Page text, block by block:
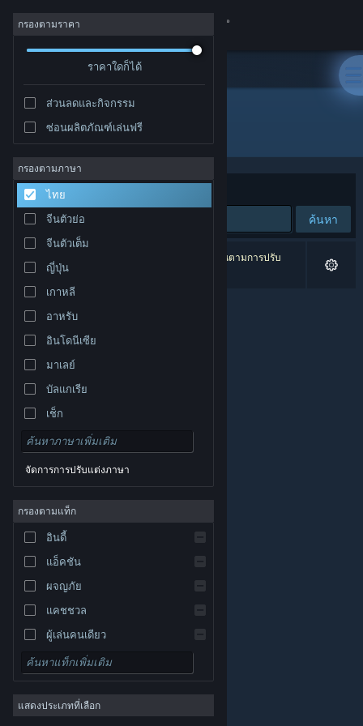
เข้าสู่ระบบ
ชุมชน
เกี่ยวกับ
ฝ่ายสนับสนุน
เปลี่ยนภาษา
รับแอป Steam แบบพกพา
ชมเว็บไซต์สำหรับเดสก์ท็อป
© Valve Corporation สงวนลิขสิทธิ์ เครื่องหมายการค้า
ทั้งหมดเป็นทรัพย์สินของเจ้าของที่เกี่ยวข้องในสหรัฐอเมริกา
และประเทศอื่นนโยบายความเป็นส่วนตัว|กฎหมาย
การคืนเงิน |
กรองตามราคา
ราคาใดก็ได้
ส่วนลดและกิจกรรม
ซ่อนผลิตภัณฑ์เล่นฟรี
กรองตามภาษา
ไทย
จีนตัวย่อ
จีนตัวเต็ม
ญี่ปุ่น
เกาหลี
อาหรับ
อินโดนีเซีย
มาเลย์
บัลแกเรีย
เช็ก
เดนมาร์ก
อังกฤษ
สเปน
สเปน-ลาตินอเมริกา
กรีก
จัดการการปรับแต่งภาษา
กรองตามแท็ก
อินดี้
แอ็คชัน
ผจญภัย
แคชชวล
ผู้เล่นคนเดียว
จำลองสถานการณ์
เกมสวมบทบาท
กลยุทธ์
แสดงประเภทที่เลือก
ผู้พัฒนา: NatsumeAtari
จัดเรียงตาม
ค้นหา
0 ผลลัพธ์ตรงกับที่คุณค้นหา 4 ผลิตภัณฑ์ได้ถูกละเว้นตามการปรับ
แต่งของคุณ